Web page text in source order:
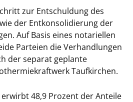
zur Entschuldung des
der Entkonsolidierung der
Auf Basis eines notariellen
Parteien die Verhandlungen
der separat geplante
Taufkirchen.
erwirbt 48,9 Prozent der Anteile